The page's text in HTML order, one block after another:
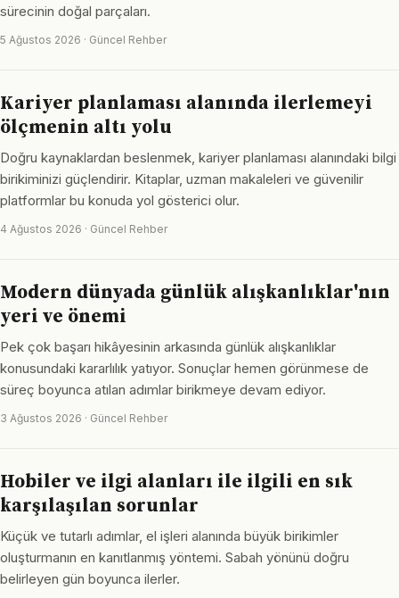
sürecinin doğal parçaları.
5 Ağustos 2026 · Güncel Rehber
Kariyer planlaması alanında ilerlemeyi
ölçmenin altı yolu
Doğru kaynaklardan beslenmek, kariyer planlaması alanındaki bilgi
birikiminizi güçlendirir. Kitaplar, uzman makaleleri ve güvenilir
platformlar bu konuda yol gösterici olur.
4 Ağustos 2026 · Güncel Rehber
Modern dünyada günlük alışkanlıklar'nın
yeri ve önemi
Pek çok başarı hikâyesinin arkasında günlük alışkanlıklar
konusundaki kararlılık yatıyor. Sonuçlar hemen görünmese de
süreç boyunca atılan adımlar birikmeye devam ediyor.
3 Ağustos 2026 · Güncel Rehber
Hobiler ve ilgi alanları ile ilgili en sık
karşılaşılan sorunlar
Küçük ve tutarlı adımlar, el işleri alanında büyük birikimler
oluşturmanın en kanıtlanmış yöntemi. Sabah yönünü doğru
belirleyen gün boyunca ilerler.